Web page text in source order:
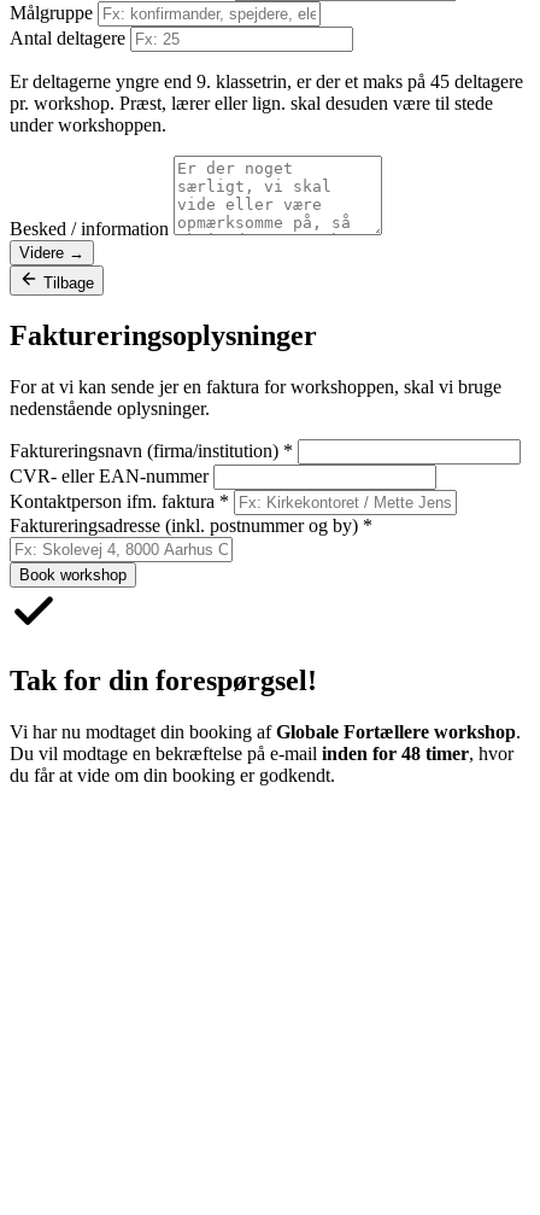
Målgruppe
Antal deltagere
Er deltagerne yngre end 9. klassetrin, er der et maks på 45 deltagere
pr. workshop. Præst, lærer eller lign. skal desuden være til stede
under workshoppen.
Besked / information
Videre →
Tilbage
Faktureringsoplysninger
For at vi kan sende jer en faktura for workshoppen, skal vi bruge
nedenstående oplysninger.
Faktureringsnavn (firma/institution) *
CVR- eller EAN-nummer
Kontaktperson ifm. faktura *
Faktureringsadresse (inkl. postnummer og by) *
Book workshop
Tak for din forespørgsel!
Vi har nu modtaget din booking afGlobale Fortællere workshop.
Du vil modtage en bekræftelse på e-mail inden for 48 timer, hvor
du får at vide om din booking er godkendt.